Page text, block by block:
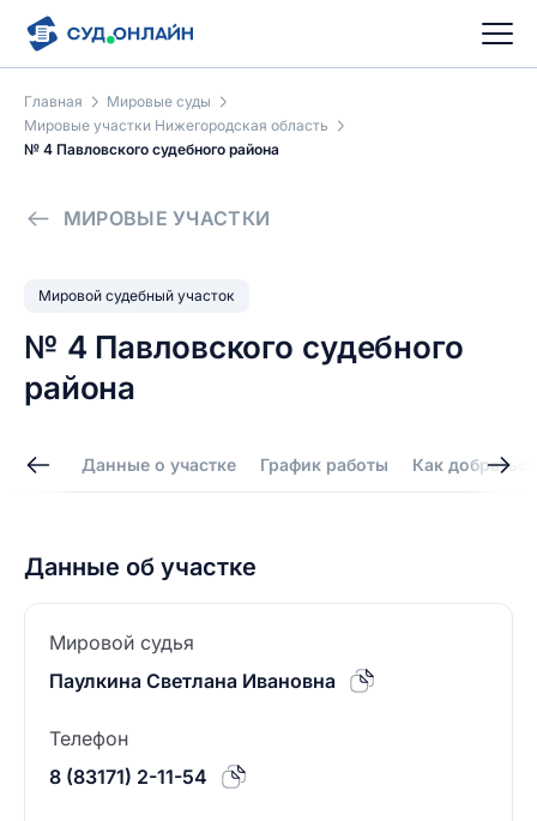
Главная
Мировые суды
Мировые участки Нижегородская область
№ 4 Павловского судебного района
МИРОВЫЕ УЧАСТКИ
Мировой судебный участок
№ 4 Павловского судебного
района
Данные о участке График работы Как добраться
Данные об участке
Мировой судья
Паулкина Светлана Ивановна
Телефон
8 (83171) 2-11-54